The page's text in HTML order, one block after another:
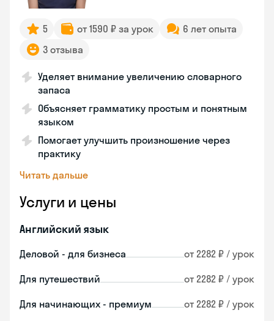
5 от 1590 ₽ за урок
6 лет опыта
3 отзыва
Уделяет внимание увеличению словарного
запаса
Объясняет грамматику простым и понятным
языком
Помогает улучшить произношение через
практику
Читать дальше
Услуги и цены
Английский язык
Деловой - для бизнеса от 2282 ₽ / урок
Для путешествий от 2282 ₽ / урок
Для начинающих - премиум от 2282 ₽ / урок